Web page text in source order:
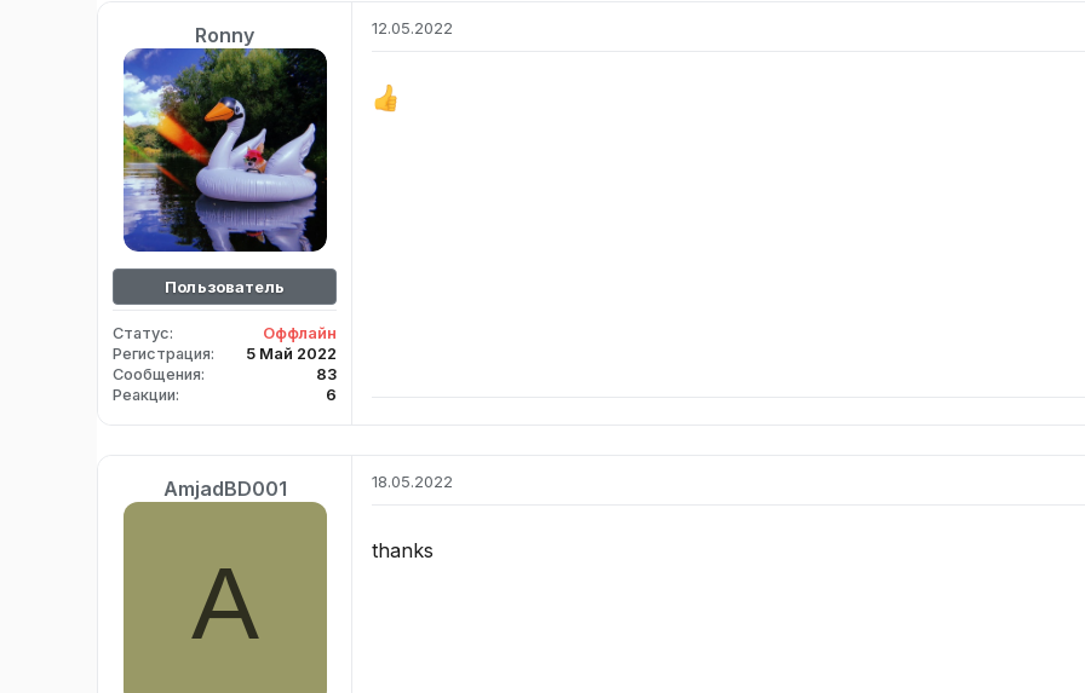
Ronny
Пользователь
Статус
Оффлайн
Регистрация
5 Май 2022
Сообщения
83
Реакции
6
12.05.2022
AmjadBD001
A
18.05.2022
thanks